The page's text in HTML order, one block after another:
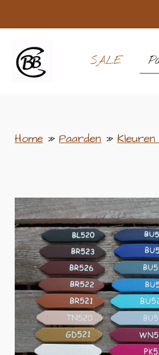
direct
naar
de
hoofdinhoud
SALE
Home » Paarden »